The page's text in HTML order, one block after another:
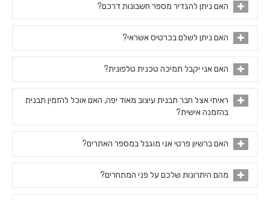
האם ניתן להגדיר מספר חשבונות דרכם?
האם ניתן לשלם בכרטיס אשראי?
האם אני יקבל תמיכה טכנית טלפונית?
ראיתי אצל חבר תבנית עיצוב מאוד יפה, האם אוכל להזמין תבנית
בהזמנה אישית?
האם ברשיון פרטי אני מוגבל במספר האתרים?
מהם היתרונות שלכם על פני המתחרים?